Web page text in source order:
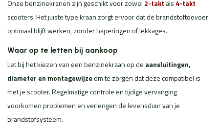
Onze benzinekranen zijn geschikt voor zowel 2-takt als 4-takt
scooters. Het juiste type kraan zorgt ervoor dat de brandstoftoevoer
optimaal blijft werken, zonder haperingen of lekkages.
Waar op te letten bij aankoop
Let bij het kiezen van een benzinekraan op de aansluitingen,
diameter en montagewijzeom te zorgen dat deze compatibel is
met je scooter. Regelmatige controle en tijdige vervanging
voorkomen problemen en verlengen de levensduur van je
brandstofsysteem.